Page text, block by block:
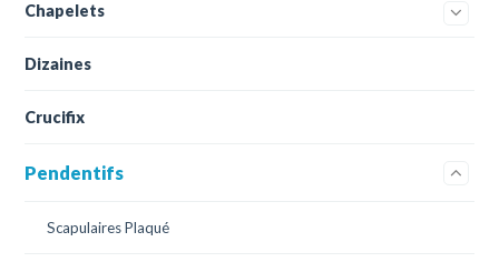
Chapelets
Dizaines
Crucifix
Pendentifs
Scapulaires Plaqué